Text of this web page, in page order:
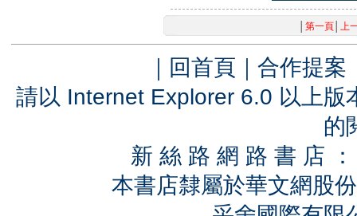
第一頁│ 上
｜ 回首頁 ｜ 合作提案
請以 Internet Explorer 6.0 以上
的
新 絲 路 網 路 書 店
本書店隸屬於華文網股